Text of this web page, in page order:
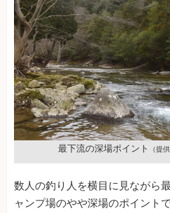
最下流の深場ポイント （提
数人の釣り人を横目に見ながら
ャンプ場のやや深場のポイント